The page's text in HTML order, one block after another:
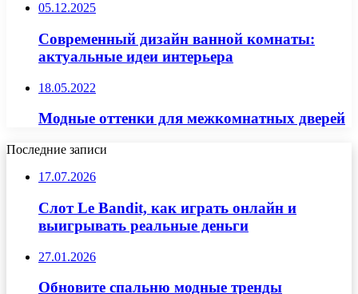
05.12.2025
Современный дизайн ванной комнаты:
актуальные идеи интерьера
18.05.2022
Модные оттенки для межкомнатных дверей
Последние записи
17.07.2026
Слот Le Bandit, как играть онлайн и
выигрывать реальные деньги
27.01.2026
Обновите спальню модные тренды